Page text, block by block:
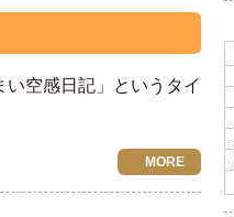
空感日記」というタイ
MORE